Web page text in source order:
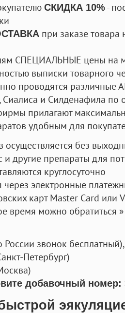
СКИДКА 10%-
при заказе
СПЕЦИАЛЬНЫЕ цены на
выписки товарного
проводятся
и Силденафила по
прилагают
удобным для
осуществляется без
и другие препараты для
круглосуточно
электронные
карт Master Card или
время можно обратиться
России звонок бесплатный),
Петербург)
добавочный номер: